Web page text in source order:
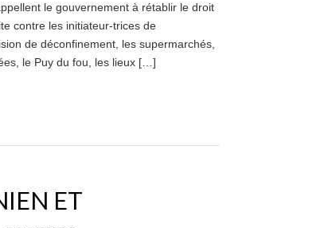
le gouvernement à rétablir le droit
contre les initiateur-trices de
de déconfinement, les supermarchés,
le Puy du fou, les lieux […]
ET